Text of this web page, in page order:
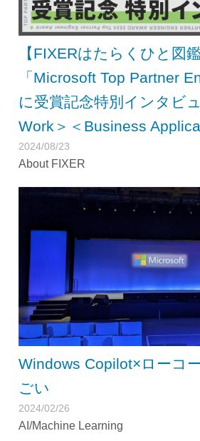
【FIXERはたらくひと図
「Microsoft Top Partner
に受賞記念特別インタビ
Work＞＜Business
2024/08/23
About FIXER
Windows Copilot×ローコ
ごい
2024/02/26
AI/Machine Learning